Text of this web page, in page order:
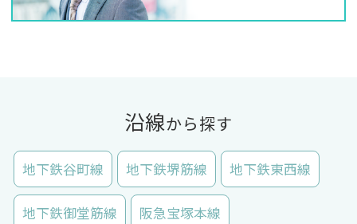
沿線から探す
地下鉄谷町線 地下鉄堺筋線 地下鉄東西線
地下鉄御堂筋線 阪急宝塚本線